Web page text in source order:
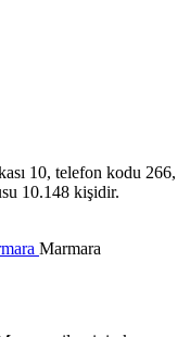
10, telefon kodu 266,
10.148 kişidir.
Marmara